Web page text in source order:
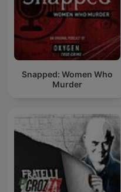
Snapped: Women Who
Murder